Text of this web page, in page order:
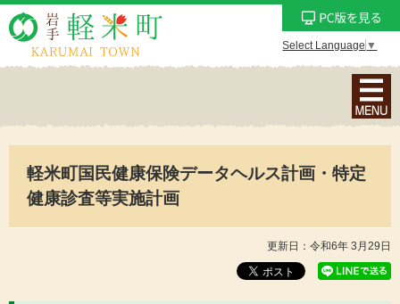
Select Language ▼
ナ
ビ
シ
メ
ニ
ュ
軽米町国民健康保険データヘルス計画・特定
健康診査等実施計画
更新日：令和6年 3月29日